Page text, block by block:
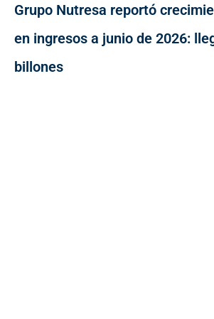
Grupo Nutresa reportó
en ingresos a junio de 2026:
billones